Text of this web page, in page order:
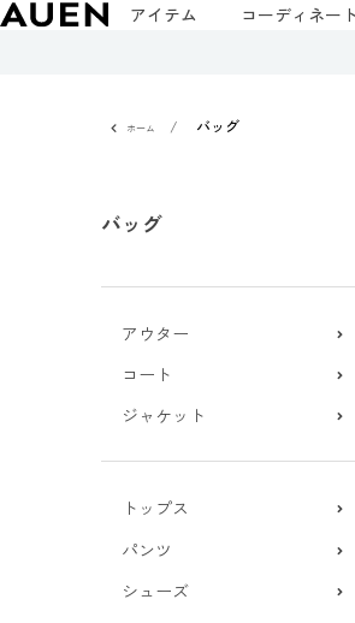
アイテム コーディネート
ホーム バッグ
バッグ
アウター
コート
ジャケット
トップス
パンツ
シューズ